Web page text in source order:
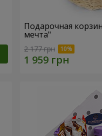
Подарочная
мечта"
2 177 грн